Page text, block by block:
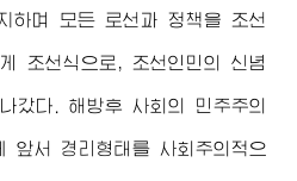
하며 모든 로선과 정책을 조선
조선식으로, 조선인민의 신념
갔다. 해방후 사회의 민주주의
앞서 경리형태를 사회주의적으